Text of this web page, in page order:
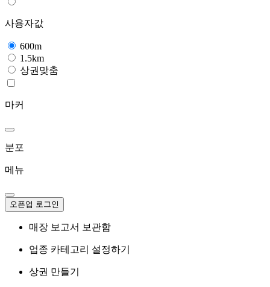
사용자값
600m
1.5km
상권맞춤
마커
분포
메뉴
오픈업 로그인
매장 보고서 보관함
업종 카테고리 설정하기
상권 만들기